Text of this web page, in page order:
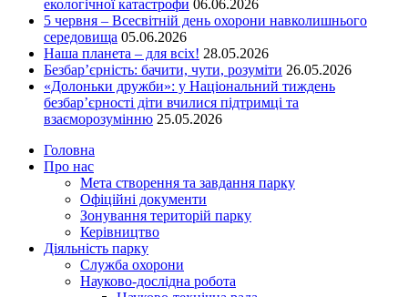
екологічної катастрофи 06.06.2026
5 червня – Всесвітній день охорони навколишнього
середовища 05.06.2026
Наша планета – для всіх! 28.05.2026
Безбар’єрність: бачити, чути, розуміти 26.05.2026
«Долоньки дружби»: у Національний тиждень
безбар’єрності діти вчилися підтримці та
взаєморозумінню 25.05.2026
Головна
Про нас
Мета створення та завдання парку
Офіційні документи
Зонування територій парку
Керівництво
Діяльність парку
Служба охорони
Науково-дослідна робота